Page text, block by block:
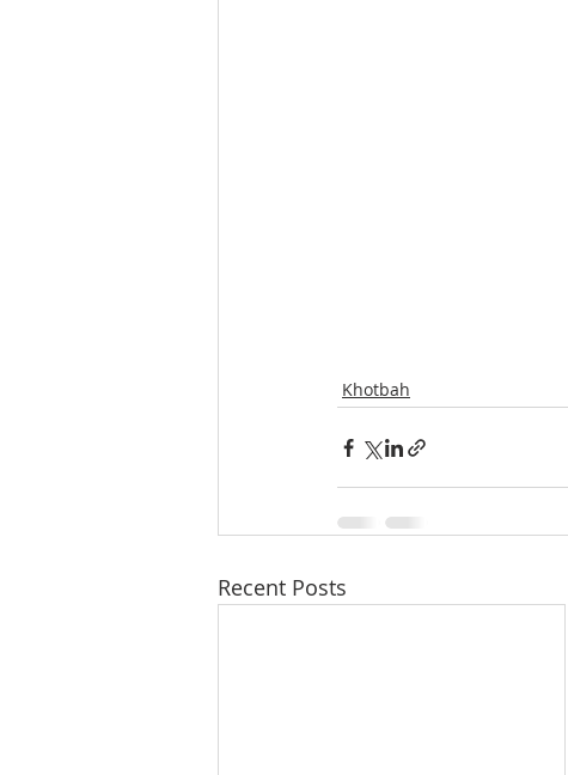
Khotbah
Recent Posts